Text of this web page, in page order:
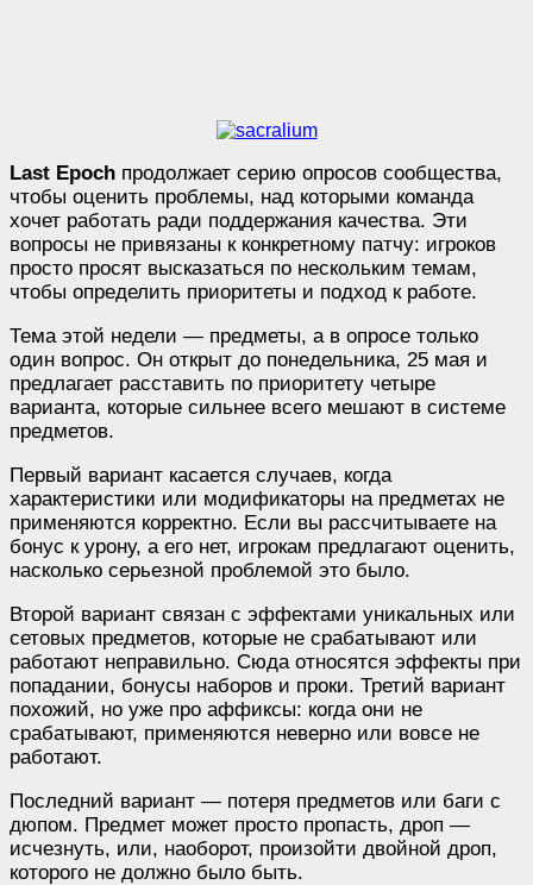
Last Epoch продолжает серию опросов сообщества,
чтобы оценить проблемы, над которыми команда
хочет работать ради поддержания качества. Эти
вопросы не привязаны к конкретному патчу: игроков
просто просят высказаться по нескольким темам,
чтобы определить приоритеты и подход к работе.
Тема этой недели — предметы, а в опросе только
один вопрос. Он открыт до понедельника, 25 мая и
предлагает расставить по приоритету четыре
варианта, которые сильнее всего мешают в системе
предметов.
Первый вариант касается случаев, когда
характеристики или модификаторы на предметах не
применяются корректно. Если вы рассчитываете на
бонус к урону, а его нет, игрокам предлагают оценить,
насколько серьезной проблемой это было.
Второй вариант связан с эффектами уникальных или
сетовых предметов, которые не срабатывают или
работают неправильно. Сюда относятся эффекты при
попадании, бонусы наборов и проки. Третий вариант
похожий, но уже про аффиксы: когда они не
срабатывают, применяются неверно или вовсе не
работают.
Последний вариант — потеря предметов или баги с
дюпом. Предмет может просто пропасть, дроп —
исчезнуть, или, наоборот, произойти двойной дроп,
которого не должно было быть.